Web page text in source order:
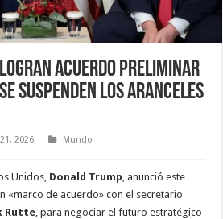
logran acuerdo preliminar
suspenden los aranceles
2026
Mundo
Unidos, Donald Trump , anunció este
«marco de acuerdo» con el secretario
Rutte , para negociar el futuro estratégico